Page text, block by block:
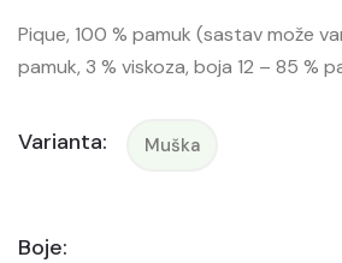
Pique, 100 % pamuk (sastav može
pamuk, 3 % viskoza, boja 12 – 85 %
Varianta: Muška
Boje: